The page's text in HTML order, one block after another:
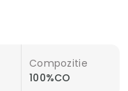
Compozitie
100%CO